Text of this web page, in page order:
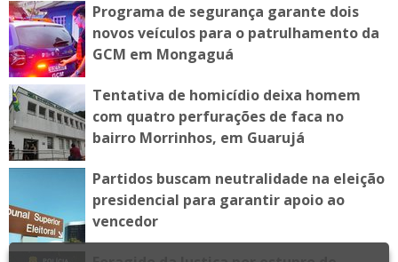
Programa de segurança garante dois
novos veículos para o patrulhamento da
GCM em Mongaguá
Tentativa de homicídio deixa homem
com quatro perfurações de faca no
bairro Morrinhos, em Guarujá
Partidos buscam neutralidade na eleição
presidencial para garantir apoio ao
vencedor